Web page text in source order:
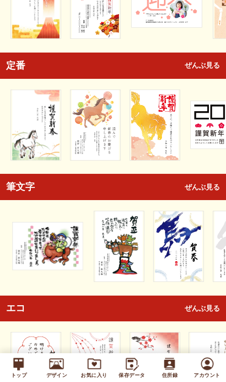
トップ デザイン お気に入り 保存データ 住所録 アカウント
定番 ぜんぶ見る
筆文字 ぜんぶ見る
エコ ぜんぶ見る